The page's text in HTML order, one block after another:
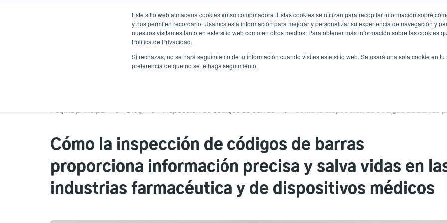
Este sitio web almacena cookies en su computadora. Estas cookies se utilizan para recopilar información sobre
y nos permiten recordarlo. Usamos esta información para mejorar y personalizar su experiencia de navegación y
nuestros visitantes tanto en este sitio web como en otros medios. Para obtener más información sobre las cookies
Política de Privacidad.
Si rechazas, no se hará seguimiento de tu información cuando visites este sitio web. Se usará una sola cookie en
preferencia de que no se te haga seguimiento.
User
Noticias
Header
Página principal Blog Inspección de códigos de barras
Cómo la inspección de códigos de barras
proporciona información precisa y salva vidas en
industrias farmacéutica y de dispositivos médicos